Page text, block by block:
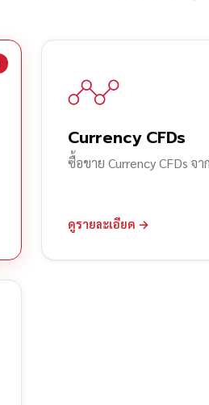
Currency CFDs
ซื้อขาย Currency CFDs จ
ดูรายละเอียด →